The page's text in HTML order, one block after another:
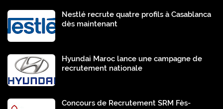
Nestlé recrute quatre profils à Casablanca
dès maintenant
Hyundai Maroc lance une campagne de
recrutement nationale
Concours de Recrutement SRM Fès-